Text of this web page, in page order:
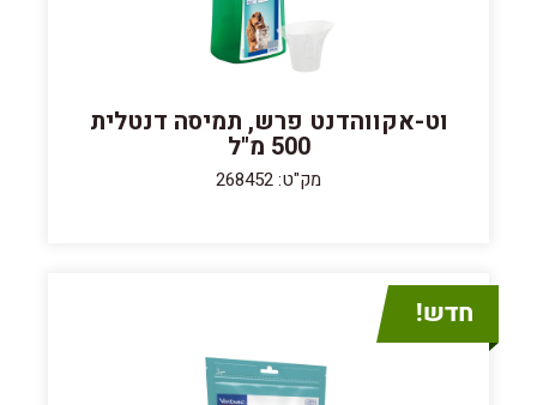
וט-אקווהדנט פרש, תמיסה דנטלית
500 מ"ל
מק"ט: 268452